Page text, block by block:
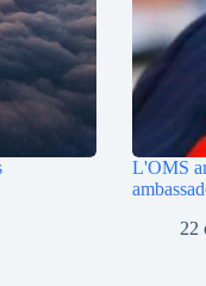
L'OMS
22